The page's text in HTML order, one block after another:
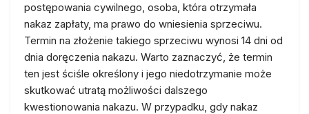
postępowania cywilnego, osoba, która otrzymała
nakaz zapłaty, ma prawo do wniesienia sprzeciwu.
Termin na złożenie takiego sprzeciwu wynosi 14 dni od
dnia doręczenia nakazu. Warto zaznaczyć, że termin
ten jest ściśle określony i jego niedotrzymanie może
skutkować utratą możliwości dalszego
kwestionowania nakazu. W przypadku, gdy nakaz